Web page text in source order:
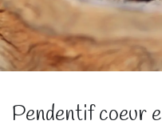
Pendentif coeur